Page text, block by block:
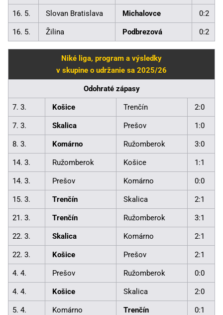
16. 5. Slovan Bratislava Michalovce 0:2
16. 5. Žilina Podbrezová 0:2
Niké liga, program a výsledky
v skupine o udržanie sa 2025/26
Odohraté zápasy
7. 3. Košice Trenčín 2:0
7. 3. Skalica Prešov 1:0
8. 3. Komárno Ružomberok 3:0
14. 3. Ružomberok Košice 1:1
14. 3. Prešov Komárno 0:0
15. 3. Trenčín Skalica 2:1
21. 3. Trenčín Ružomberok 3:1
22. 3. Skalica Komárno 2:1
22. 3. Košice Prešov 2:1
4. 4. Prešov Ružomberok 0:0
4. 4. Košice Skalica 2:0
5. 4. Komárno Trenčín 0:1